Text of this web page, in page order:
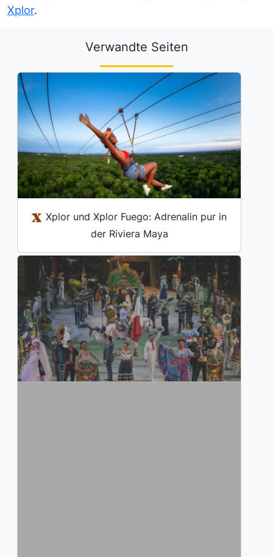
Xplor.
Verwandte Seiten
Xplor und Xplor Fuego: Adrenalin pur in
der Riviera Maya